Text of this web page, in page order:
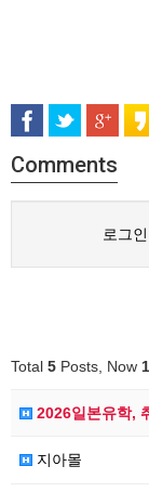
Comments
로그
Total 5 Posts, Now 1
2026일본유학,
지아몰